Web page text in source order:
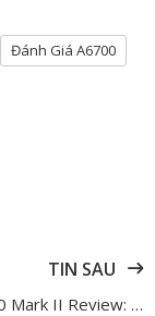
Đánh Giá A6700
TIN SAU
Sony ZV-E10 Mark II Review: Có nên mua ZV-E10II cho sáng tạo nội dung năm 2026?